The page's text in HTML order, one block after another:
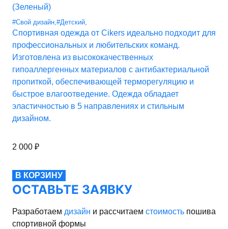
(Зеленый)
#Свой дизайн,#Детский,
Спортивная одежда от Cikers идеально подходит для
профессиональных и любительских команд.
Изготовлена из высококачественных
гипоаллергенных материалов с антибактериальной
пропиткой, обеспечивающей терморегуляцию и
быстрое влагоотведение. Одежда обладает
эластичностью в 5 направлениях и стильным
дизайном.
2 000 ₽
В КОРЗИНУ
ОСТАВЬТЕ ЗАЯВКУ
Разработаем дизайн и рассчитаем стоимость пошива
спортивной формы